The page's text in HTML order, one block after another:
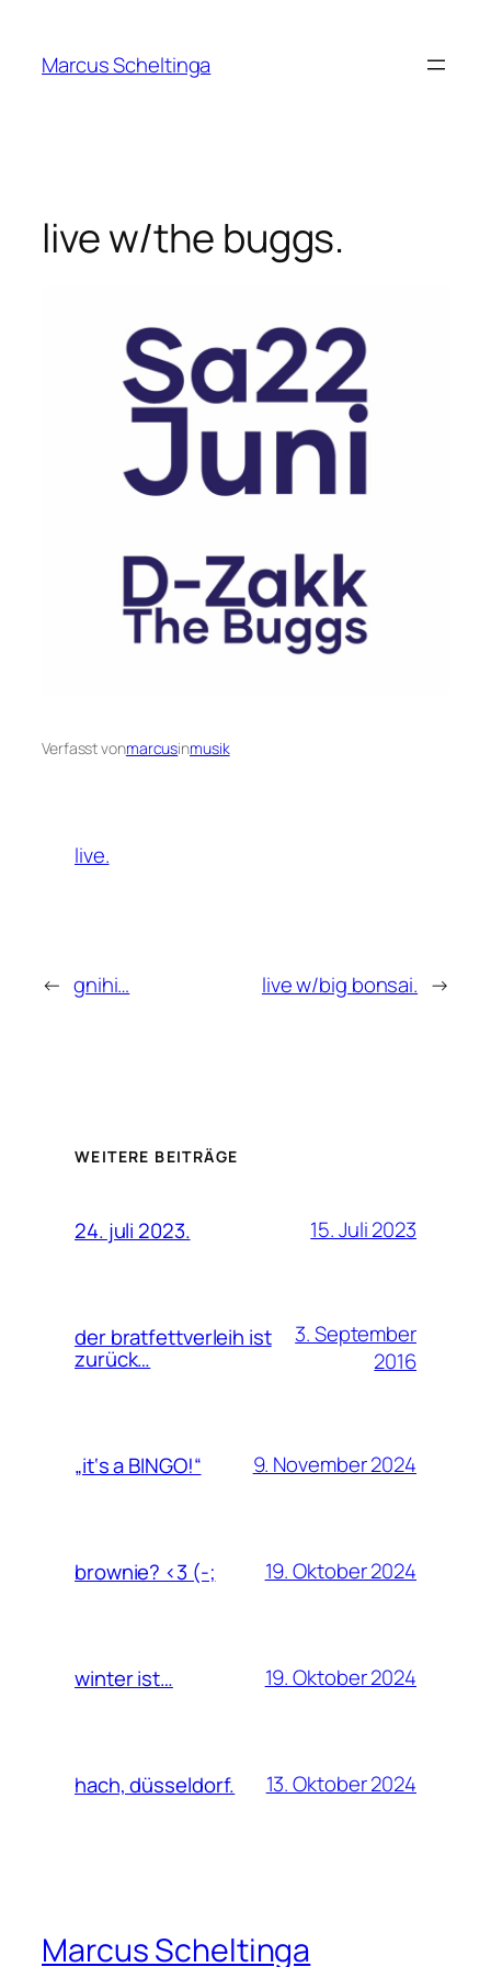
springen
Marcus Scheltinga
live w/the buggs.
Verfasst vonmarcusinmusik
live.
← gnihi… live w/big bonsai. →
WEITERE BEITRÄGE
24. juli 2023. 15. Juli 2023
der bratfettverleih ist
zurück…
3. September
2016
„it‘s a BINGO!“ 9. November 2024
brownie? <3 (-; 19. Oktober 2024
winter ist… 19. Oktober 2024
hach, düsseldorf. 13. Oktober 2024
Marcus Scheltinga